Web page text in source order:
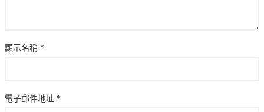
顯示名稱 *
電子郵件地址 *